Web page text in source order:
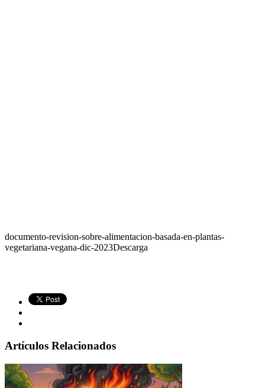
documento-revision-sobre-alimentacion-basada-en-plantas-
vegetariana-vegana-dic-2023Descarga
Artículos Relacionados